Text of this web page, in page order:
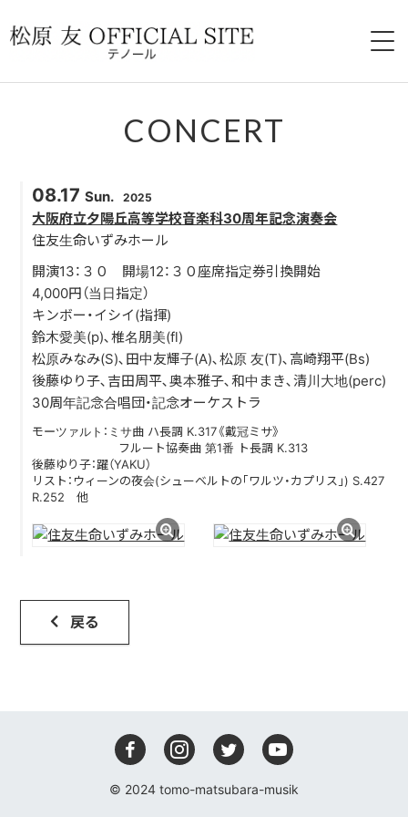
PAST CONCERT
Schubert Der Weg Zum 2028
LESSON
PHOTO
VIDEO
DISCOGRAPHY
CONCERT
08.17 Sun. 2025
大阪府立夕陽丘高等学校音楽科30周年記念演奏会
住友生命いずみホール
開演13：３０ 開場12：３０座席指定券引換開始
4,000円（当日指定）
キンボー・イシイ(指揮)
鈴木愛美(p)､椎名朋美(fl)
松原みなみ(S)､田中友輝子(A)､松原 友(T)､高崎翔平(Bs)
後藤ゆり子､吉田周平､奥本雅子､和中まき､清川大地(perc)
30周年記念合唱団・記念オーケストラ
モーツァルト：ミサ曲 ハ長調 K.317《戴冠ミサ》
フルート協奏曲 第1番 ト長調 K.313
後藤ゆり子：躍（YAKU）
リスト：ウィーンの夜会(シューベルトの｢ワルツ・カプリス｣) S.427
R.252 他
戻る
© 2024 tomo-matsubara-musik